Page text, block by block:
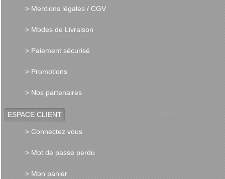
> Mentions légales / CGV
> Modes de Livraison
> Paiement sécurisé
> Promotions
> Nos partenaires
ESPACE CLIENT
> Connectez vous
> Mot de passe perdu
> Mon panier